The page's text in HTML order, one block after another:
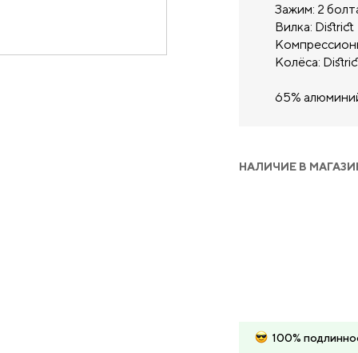
Зажим: 2
Вилка: District
Колёса:
65%
НАЛИЧИЕ В
100%